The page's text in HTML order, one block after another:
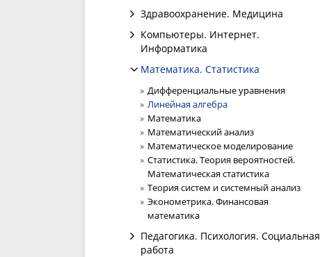
Здравоохранение. Медицина
Компьютеры. Интернет.
Информатика
Математика. Статистика
Дифференциальные уравнения
Линейная алгебра
Математика
Математический анализ
Математическое моделирование
Статистика. Теория вероятностей.
Математическая статистика
Теория систем и системный анализ
Эконометрика. Финансовая
математика
Педагогика. Психология. Социальная
работа